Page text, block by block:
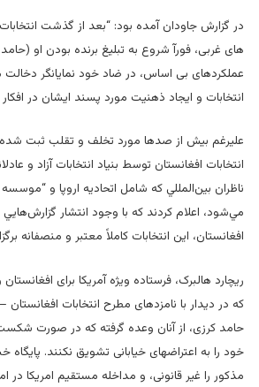
های غربی، فورآ شروع به تبلیغ برنده بودن او
عملکردهای بی اساس، در ضاد خود نمایانگر دخالت
انتخابات و ایجاد ذهنیت مورد پسند ایشان در
علیرغم بیش از صدها مورد تخلف و تقلب ثبت
انتخابات افغانستان توسط بنياد انتخابات آزاد و
ناظران بين‌المللي كه شامل اتحاديه اروپا و
مي‌شود، اعلام كردند كه با وجود انتشار
افغانستان، اين انتخابات كاملاً معتبر و منصفانه
ریچارد هالبرک، فرستاده ویژه آمریکا برای
که در دیدار با نامزدهای مطرح انتخابات افغانستان –
حامد کرزی، از آنان وعده گرفته که در صورت شکست
خود را به اعتراضهای خیابانی تشویق نکنند. پایگاه
مذکور را غیر قانونی، و مداخله مستقیم امریکا